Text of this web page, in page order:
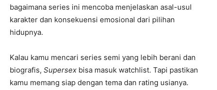
bagaimana series ini mencoba menjelaskan asal-usul
karakter dan konsekuensi emosional dari pilihan
hidupnya.
Kalau kamu mencari series semi yang lebih berani dan
biografis, Supersex bisa masuk watchlist. Tapi pastikan
kamu memang siap dengan tema dan rating usianya.